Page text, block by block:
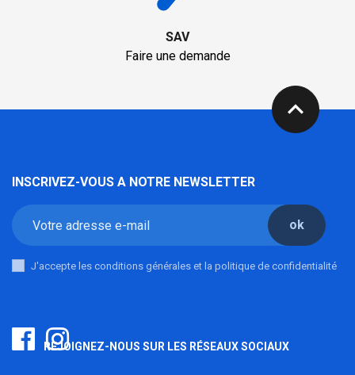
SAV
Faire une demande
expand_less
INSCRIVEZ-VOUS A NOTRE NEWSLETTER
ok
J'accepte les conditions générales et la politique de confidentialité
REJOIGNEZ-NOUS SUR LES RÉSEAUX SOCIAUX